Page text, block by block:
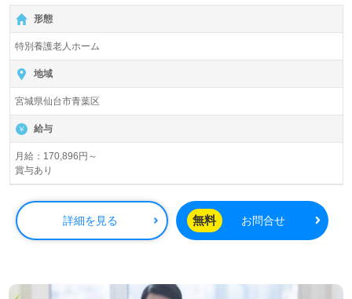
【無料】で皆さんの転職活動をサポートいたします。
形態
特別養護老人ホーム
地域
宮城県仙台市青葉区
給与
月給：170,896円～
賞与あり
詳細を見る 無料 お問合せ